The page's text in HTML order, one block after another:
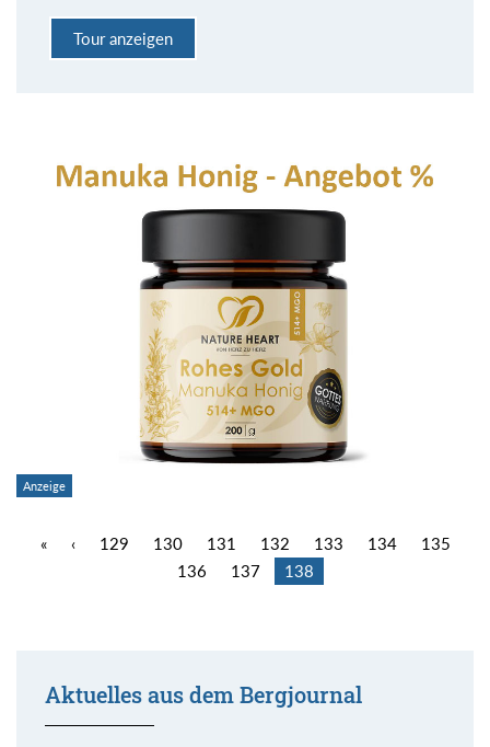
Tour anzeigen
« ‹ 129 130 131 132 133 134
135
136
137 138
Aktuelles aus dem Bergjournal